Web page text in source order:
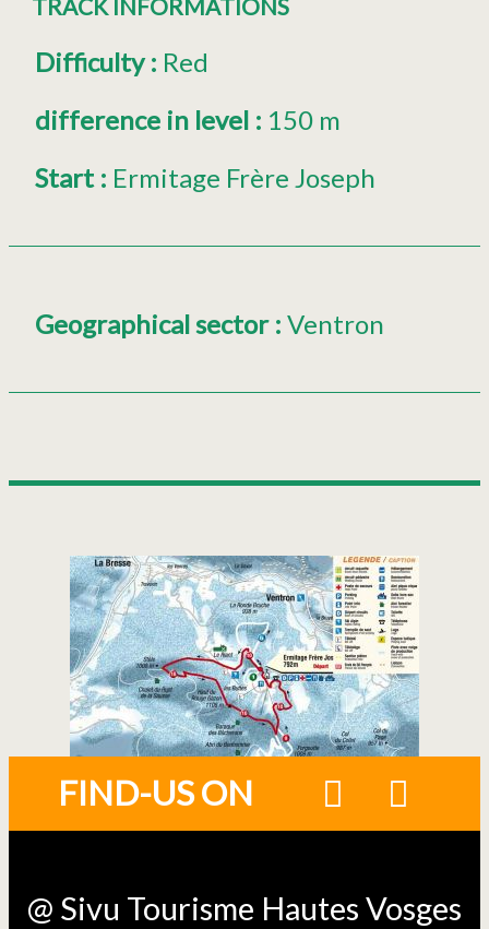
TRACK INFORMATIONS
Difficulty: Red
difference in level : 150 m
Start : Ermitage Frère Joseph
Geographical sector : Ventron
FIND-US ON
@ Sivu Tourisme Hautes Vosges